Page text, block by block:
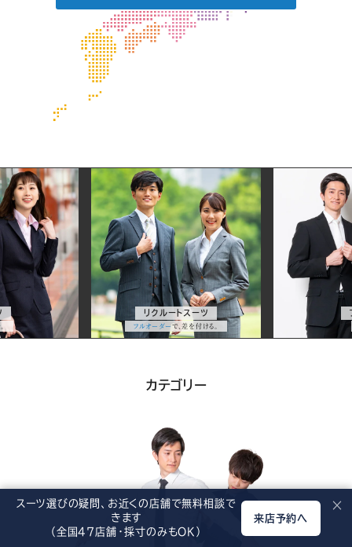
ス
ー
ツ
&
サルートスーツ
ダー で、差を付ける。
フォーマルスーツ
冠婚葬祭の
カテゴリー
スーツ選びの疑問、お近くの店舗で無料相談で
きます
（全国47店舗・採寸のみもOK）
来店予約へ
×